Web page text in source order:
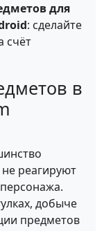
для
: сделайте
счёт
в
реагируют
добыче
предметов